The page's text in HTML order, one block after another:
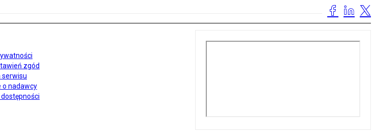
zgód
serwisu
o nadawcy